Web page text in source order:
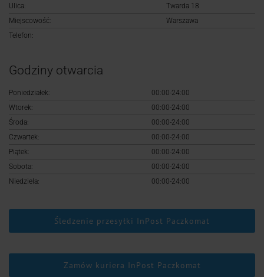
Ulica:
Twarda 18
Miejscowość:
Warszawa
Telefon:
Godziny otwarcia
Poniedziałek:
00:00-24:00
Wtorek:
00:00-24:00
Środa:
00:00-24:00
Czwartek:
00:00-24:00
Piątek:
00:00-24:00
Sobota:
00:00-24:00
Niedziela:
00:00-24:00
Śledzenie przesyłki InPost Paczkomat
Zamów kuriera InPost Paczkomat